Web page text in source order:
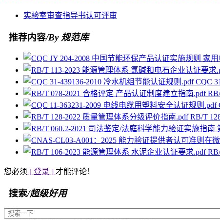
实验室审查指导书认可评审
推荐内容/By 规范库
CQC
RB/T
您必须 [ 登录 ] 才能评论！
搜索/超级好用